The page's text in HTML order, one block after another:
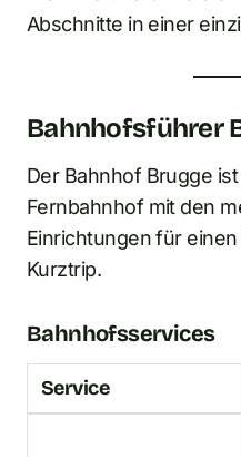
Abschnitte in einer
Bahnhofsführer
Der Bahnhof Brugge
Fernbahnhof mit den
Einrichtungen für
Kurztrip.
Bahnhofsservices
Service